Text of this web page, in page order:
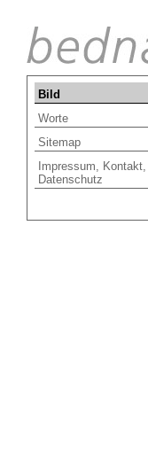
Startseite
Bild
Worte
Sitemap
Impressum, Kontakt,
Datenschutz